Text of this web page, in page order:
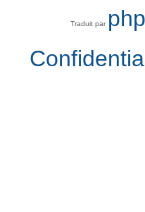
Traduit par